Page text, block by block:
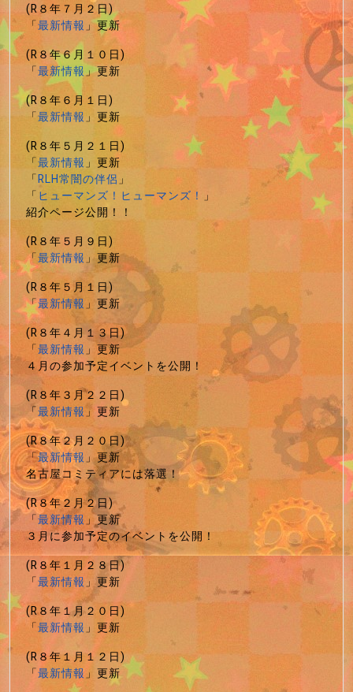
(R８年７月２日)
「最新情報」更新
(R８年６月１０日)
「最新情報」更新
(R８年６月１日)
「最新情報」更新
(R８年５月２１日)
「最新情報」更新
「RLH常闇の伴侶」
「ヒューマンズ！ヒューマンズ！ 」
紹介ページ公開！！
(R８年５月９日)
「最新情報」更新
(R８年５月１日)
「最新情報」更新
(R８年４月１３日)
「最新情報」更新
４月の参加予定イベントを公開！
(R８年３月２２日)
「最新情報」更新
(R８年２月２０日)
「最新情報」更新
名古屋コミティアには落選！
(R８年２月２日)
「最新情報」更新
３月に参加予定のイベントを公開！
(R８年１月２８日)
「最新情報」更新
(R８年１月２０日)
「最新情報」更新
(R８年１月１２日)
「最新情報」更新